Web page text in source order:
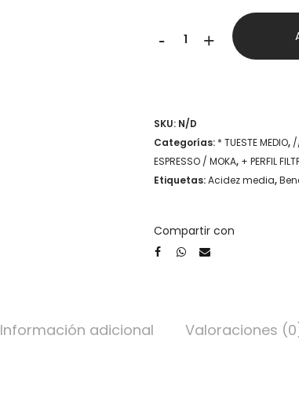
-
Orgánico
Tiger
Co
cantidad
+
SKU: N/D
Categorías: * TUESTE MEDIO,
ESPRESSO / MOKA, + PERFIL
Etiquetas:Acidez media,
Compartir con
Información adicional Valoraciones